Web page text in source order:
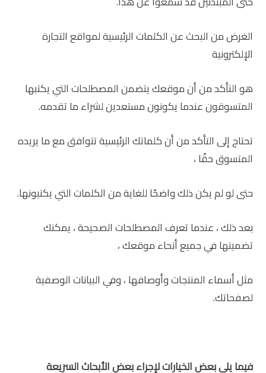
الغرض من البحث عن الكلمات الرئيسية لمواقع التجارة
الإلكترونية
هو التأكد من أن موقعك يتضمن المصطلحات التي يكتبها
المتسوقون عندما يكونون مستعدين لشراء ما تقدمه.
تحتاج إلى التأكد من أن كلماتك الرئيسية تتوافق مع ما يريده
المتسوق حقًا ،
حتى لو لم يكن ذلك واضحًا للغاية من الكلمات التي يكتبونها.
بعد ذلك ، عندما تعرف المصطلحات الصحيحة ، يمكنك
تضمينها في جميع أنحاء موقعك ،
مثل أسماء المنتجات وأوصافها ، وفي البيانات الوصفية
لصفحاتك.
فيما يلي بعض الخيارات لإجراء بعض الأبحاث السريعة